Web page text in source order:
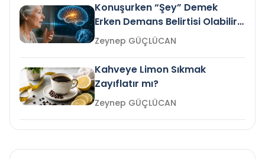
Konuşurken “Şey” Demek
Erken Demans Belirtisi Olabilir
mi?
Zeynep GÜÇLÜCAN
Kahveye Limon Sıkmak
Zayıflatır mı?
Zeynep GÜÇLÜCAN